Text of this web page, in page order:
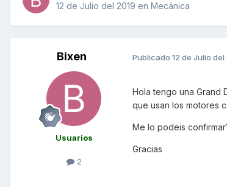
12 de Julio del 2019 en Mecánica
Bixen
Usuarios
2
Publicado 12 de Julio del
Hola tengo una Grand
que usan los motores
Me lo podeis
Gracias